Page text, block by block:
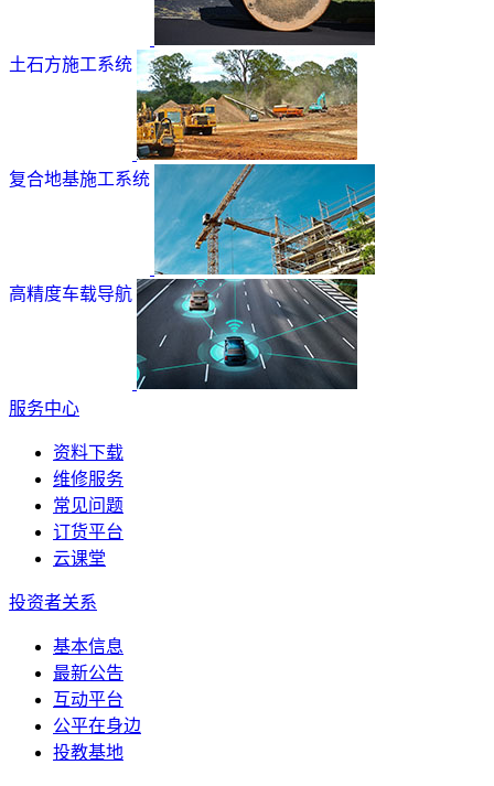
土石方施工系统
复合地基施工系统
高精度车载导航
服务中心
资料下载
维修服务
常见问题
订货平台
云课堂
投资者关系
基本信息
最新公告
互动平台
公平在身边
投教基地